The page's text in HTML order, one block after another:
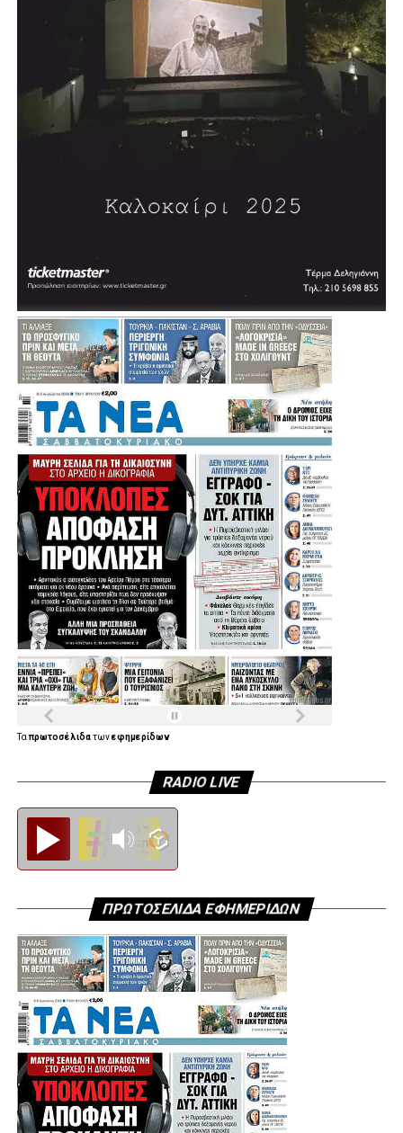
Ταπρωτοσέλιδατωνεφημερίδων
RADIO LIVE
ΠΡΩΤΟΣΕΛΙΔΑ ΕΦΗΜΕΡΙΔΩΝ